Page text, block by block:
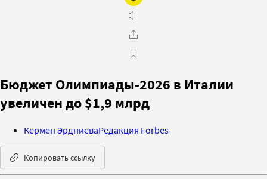
Бюджет Олимпиады-2026 в Италии
увеличен до $1,9 млрд
Кермен ЭрдниеваРедакция Forbes
Копировать ссылку